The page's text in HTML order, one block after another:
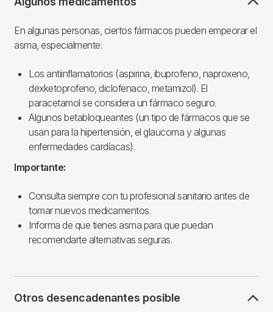
En algunas personas, ciertos fármacos pueden empeorar el
asma, especialmente:
Los antiinflamatorios (aspirina, ibuprofeno, naproxeno,
dexketoprofeno, diclofenaco, metamizol). El
paracetamol se considera un fármaco seguro.
Algunos betabloqueantes (un tipo de fármacos que se
usan para la hipertensión, el glaucoma y algunas
enfermedades cardíacas).
Importante:
Consulta siempre con tu profesional sanitario antes de
tomar nuevos medicamentos.
Informa de que tienes asma para que puedan
recomendarte alternativas seguras.
Otros desencadenantes posible